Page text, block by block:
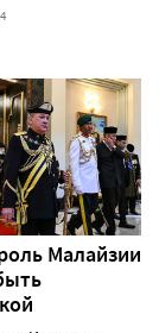
Малайзии